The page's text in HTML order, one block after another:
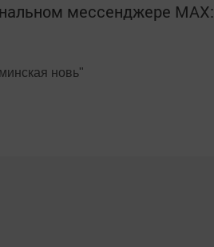
мессенджере MАХ:
новь"